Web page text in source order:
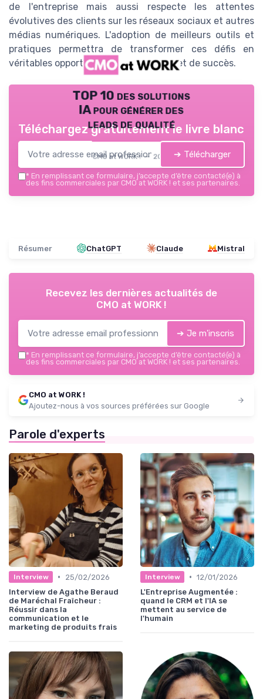
de l'entreprise mais aussi respecte les attentes
évolutives des clients sur les réseaux sociaux et autres
médias numériques. L'adoption de meilleurs outils et
pratiques permettra de transformer ces défis en
véritables opportunités de croissance et de succès.
TOP 10 des solutions
IA pour générer des
leads de qualité
CMO at WORK ! — 2026
Téléchargez gratuitement le livre blanc
➔ Télécharger
* En remplissant ce formulaire, j’accepte d’être contacté(e) à
des fins commerciales par CMO at WORK ! et ses partenaires.
Résumer ChatGPT Claude Mistral
Recevez les dernières actualités de
CMO at WORK !
➔ Je m'inscris
* En remplissant ce formulaire, j’accepte d’être contacté(e) à
des fins commerciales par CMO at WORK ! et ses partenaires.
CMO at WORK !
Ajoutez-nous à vos sources préférées sur Google
Parole d'experts
Interview •
25/02/2026
Interview de Agathe Beraud
de Maréchal Fraîcheur :
Réussir dans la
communication et le
marketing de produits frais
Interview • 12/01/2026
L'Entreprise Augmentée :
quand le CRM et l'IA se
mettent au service de
l'humain